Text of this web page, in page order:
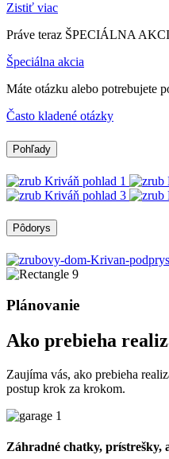
Zistiť viac
Práve teraz ŠPECIÁLNA
Špeciálna akcia
Máte otázku alebo potrebujete
Často kladené otázky
Pohľady
Pôdorys
Plánovanie
Ako prebieha
Zaujíma vás, ako prebieha
postup krok za krokom.
Záhradné chatky, prístrešky,